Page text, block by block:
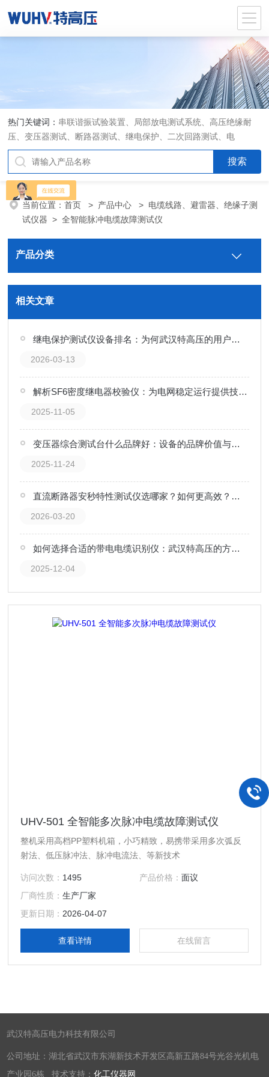
热门关键词： 串联谐振试验装置、局部放电测试系统、高压绝缘耐
压、变压器测试、断路器测试、继电保护、二次回路测试、电
当前位置：首页 > 产品中心 > 电缆线路、避雷器、绝缘子测
试仪器 >全智能脉冲电缆故障测试仪
产品分类
相关文章
继电保护测试仪设备排名：为何武汉特高压的用户口碑持续升温？
2026-03-13
解析SF6密度继电器校验仪：为电网稳定运行提供技术支持
2025-11-05
变压器综合测试台什么品牌好：设备的品牌价值与技术表现观察
2025-11-24
直流断路器安秒特性测试仪选哪家？如何更高效？看这家企业的产品实践
2026-03-20
如何选择合适的带电电缆识别仪：武汉特高压的方案特点分析
2025-12-04
UHV-501 全智能多次脉冲电缆故障测试仪
整机采用高档PP塑料机箱，小巧精致，易携带采用多次弧反
射法、低压脉冲法、脉冲电流法、等新技术
访问次数： 1495 产品价格： 面议
厂商性质：生产厂家
更新日期： 2026-04-07
查看详情 在线留言
武汉特高压电力科技有限公司
公司地址：湖北省武汉市东湖新技术开发区高新五路84号光谷光机电
产业园6栋 技术支持：化工仪器网